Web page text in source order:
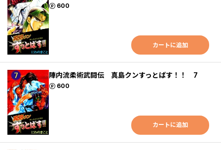
600
ポイント
カートに追加
陣内流柔術武闘伝 真島クンすっとばす！！ 7
600
ポイント
カートに追加